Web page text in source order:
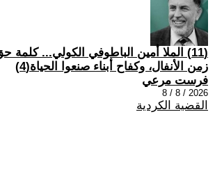
(11) الملا أمين الباطوفي الكولي... كلمة
زمن الأنفال، وكفاح أبناء صنعوا الحياة(4)
فرست مرعي
2026 / 8 / 8
القضية الكردية